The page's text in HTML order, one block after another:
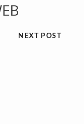
NEXT POST